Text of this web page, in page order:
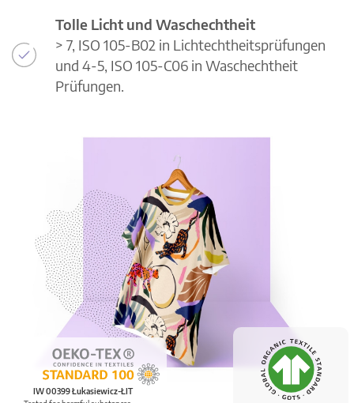
IW 00399 Łukasiewicz-ŁIT
Tolle Licht und Waschechtheit
> 7, ISO 105-B02 in Lichtechtheitsprüfungen
und 4-5, ISO 105-C06 in Waschechtheit
Prüfungen.